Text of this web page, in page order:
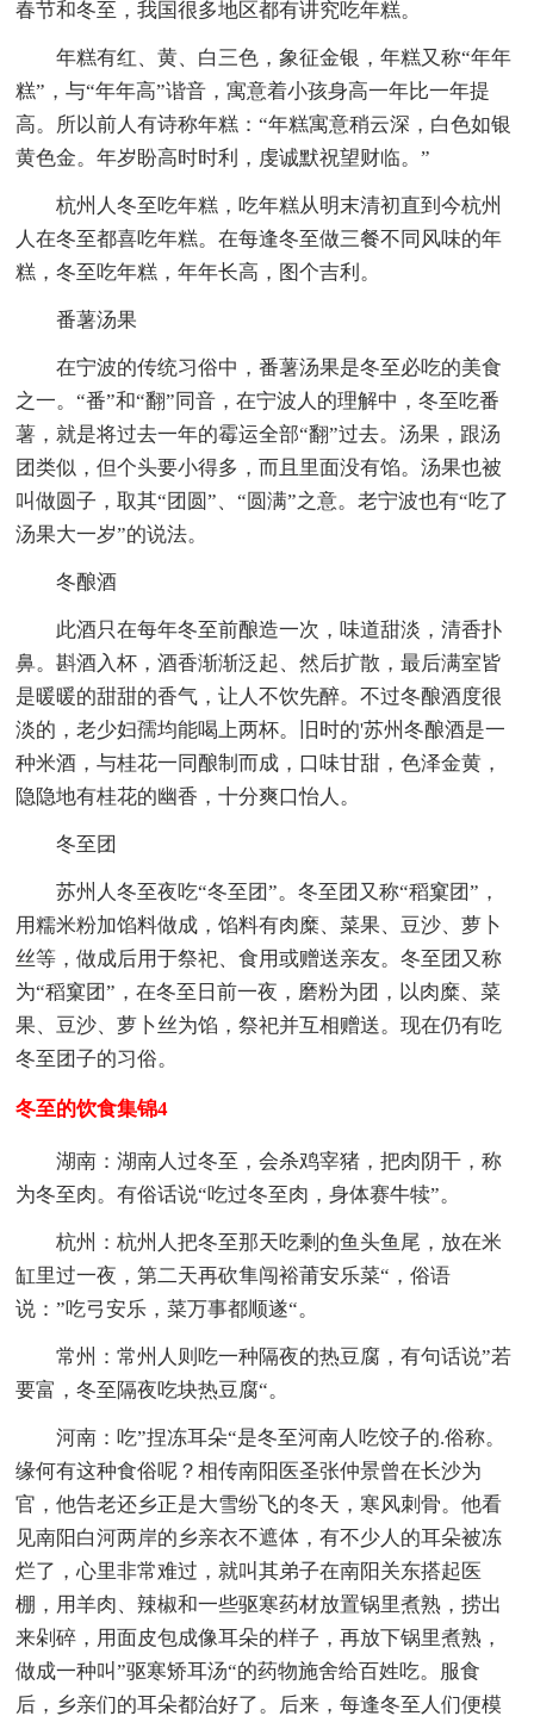
春节和冬至，我国很多地区都有讲究吃年糕。
年糕有红、黄、白三色，象征金银，年糕又称“年年
糕”，与“年年高”谐音，寓意着小孩身高一年比一年提
高。所以前人有诗称年糕：“年糕寓意稍云深，白色如银
黄色金。年岁盼高时时利，虔诚默祝望财临。”
杭州人冬至吃年糕，吃年糕从明末清初直到今杭州
人在冬至都喜吃年糕。在每逢冬至做三餐不同风味的年
糕，冬至吃年糕，年年长高，图个吉利。
番薯汤果
在宁波的传统习俗中，番薯汤果是冬至必吃的美食
之一。“番”和“翻”同音，在宁波人的理解中，冬至吃番
薯，就是将过去一年的霉运全部“翻”过去。汤果，跟汤
团类似，但个头要小得多，而且里面没有馅。汤果也被
叫做圆子，取其“团圆”、“圆满”之意。老宁波也有“吃了
汤果大一岁”的说法。
冬酿酒
此酒只在每年冬至前酿造一次，味道甜淡，清香扑
鼻。斟酒入杯，酒香渐渐泛起、然后扩散，最后满室皆
是暖暖的甜甜的香气，让人不饮先醉。不过冬酿酒度很
淡的，老少妇孺均能喝上两杯。旧时的'苏州冬酿酒是一
种米酒，与桂花一同酿制而成，口味甘甜，色泽金黄，
隐隐地有桂花的幽香，十分爽口怡人。
冬至团
苏州人冬至夜吃“冬至团”。冬至团又称“稻窠团”，
用糯米粉加馅料做成，馅料有肉糜、菜果、豆沙、萝卜
丝等，做成后用于祭祀、食用或赠送亲友。冬至团又称
为“稻窠团”，在冬至日前一夜，磨粉为团，以肉糜、菜
果、豆沙、萝卜丝为馅，祭祀并互相赠送。现在仍有吃
冬至团子的习俗。
冬至的饮食集锦4
湖南：湖南人过冬至，会杀鸡宰猪，把肉阴干，称
为冬至肉。有俗话说“吃过冬至肉，身体赛牛犊”。
杭州：杭州人把冬至那天吃剩的鱼头鱼尾，放在米
缸里过一夜，第二天再砍隼闯裕莆安乐菜“，俗语
说：”吃弓安乐，菜万事都顺遂“。
常州：常州人则吃一种隔夜的热豆腐，有句话说”若
要富，冬至隔夜吃块热豆腐“。
河南：吃”捏冻耳朵“是冬至河南人吃饺子的.俗称。
缘何有这种食俗呢？相传南阳医圣张仲景曾在长沙为
官，他告老还乡正是大雪纷飞的冬天，寒风刺骨。他看
见南阳白河两岸的乡亲衣不遮体，有不少人的耳朵被冻
烂了，心里非常难过，就叫其弟子在南阳关东搭起医
棚，用羊肉、辣椒和一些驱寒药材放置锅里煮熟，捞出
来剁碎，用面皮包成像耳朵的样子，再放下锅里煮熟，
做成一种叫”驱寒矫耳汤“的药物施舍给百姓吃。服食
后，乡亲们的耳朵都治好了。后来，每逢冬至人们便模